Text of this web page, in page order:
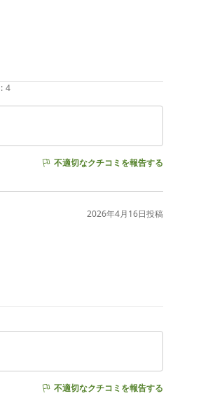
: 4
不適切なクチコミを報告する
2026年4月16日投稿
不適切なクチコミを報告する